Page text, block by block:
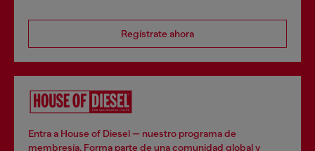
Regístrate ahora
Entra a House of Diesel — nuestro programa de
membresía. Forma parte de una comunidad global y